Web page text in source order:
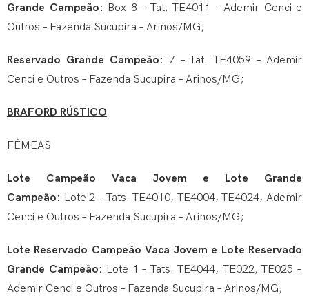
Grande Campeão: Box 8 – Tat. TE4011 – Ademir Cenci e
Outros – Fazenda Sucupira – Arinos/MG;
Reservado Grande Campeão: 7 – Tat. TE4059 – Ademir
Cenci e Outros – Fazenda Sucupira – Arinos/MG;
BRAFORD RÚSTICO
FÊMEAS
Lote Campeão Vaca Jovem e Lote Grande
Campeão: Lote 2 – Tats. TE4010, TE4004, TE4024, Ademir
Cenci e Outros – Fazenda Sucupira – Arinos/MG;
Lote Reservado Campeão Vaca Jovem e Lote Reservado
Grande Campeão: Lote 1 – Tats. TE4044, TE022, TE025 –
Ademir Cenci e Outros – Fazenda Sucupira – Arinos/MG;